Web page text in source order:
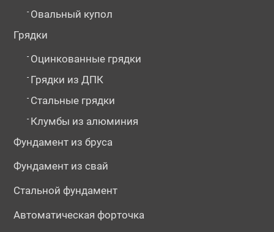
- Овальный купол
Грядки
- Оцинкованные грядки
- Грядки из ДПК
- Стальные грядки
- Клумбы из алюминия
Фундамент из бруса
Фундамент из свай
Стальной фундамент
Автоматическая форточка